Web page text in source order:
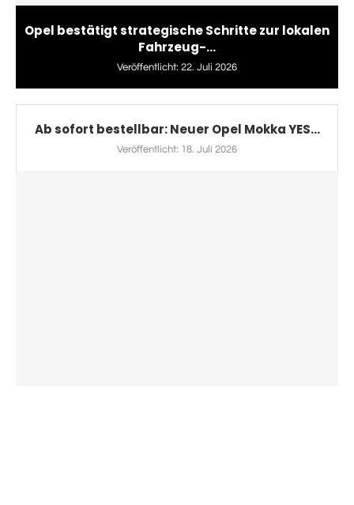
Opel bestätigt strategische Schritte zur lokalen
Fahrzeug-...
Veröffentlicht: 22. Juli 2026
Ab sofort bestellbar: Neuer Opel Mokka YES...
Veröffentlicht: 18. Juli 2026